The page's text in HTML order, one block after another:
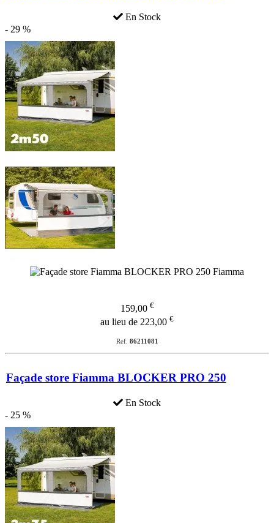
En Stock
- 29 %
159,00 €
au lieu de 223,00 €
Ref. 86211081
Façade store Fiamma BLOCKER PRO 250
En Stock
- 25 %